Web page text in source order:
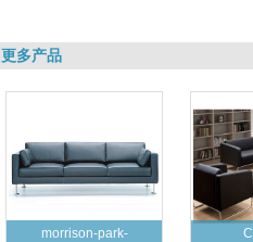
更多产品
morrison-park-